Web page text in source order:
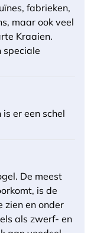
fabrieken,
maar ook veel
Kraaien.
speciale
er een schel
De meest
is de
zien en onder
als zwerf- en